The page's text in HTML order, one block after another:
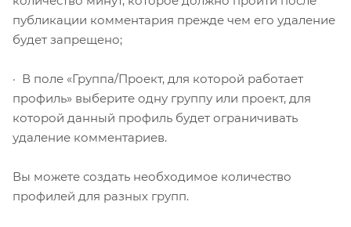
публикации комментария прежде чем его удаление
будет запрещено;
· В поле «Группа/Проект, для которой работает
профиль» выберите одну группу или проект, для
которой данный профиль будет ограничивать
удаление комментариев.
Вы можете создать необходимое количество
профилей для разных групп.